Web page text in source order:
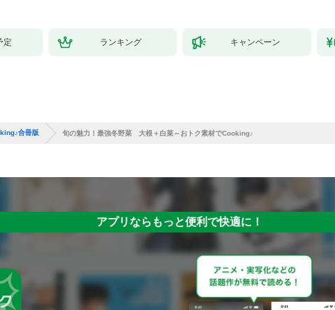
定 ランキング キャンペーン
合冊版 旬の魅力！最強冬野菜 大根＋白菜～おトク素材でCooking♪
アプリならもっと便利で快適に！